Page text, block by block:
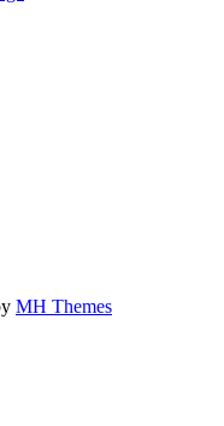
MH Themes